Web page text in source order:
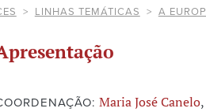
LINHAS TEMÁTICAS A
Maria José Canelo,